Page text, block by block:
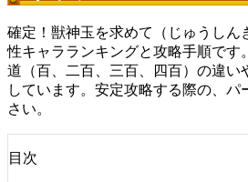
確定！獣神玉を求めて（じゅうしん
性キャラランキングと攻略手順です
道（百、二百、三百、四百）の違い
しています。安定攻略する際の、パ
さい。
目次